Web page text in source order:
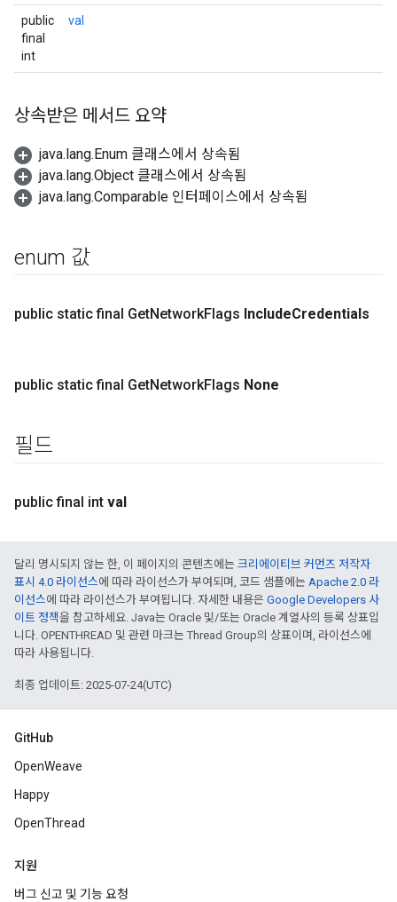
public
final
int
val
상속받은 메서드 요약
java.lang.Enum 클래스에서 상속됨
java.lang.Object 클래스에서 상속됨
java.lang.Comparable 인터페이스에서 상속됨
enum 값
public static final GetNetworkFlags IncludeCredentials
public static final GetNetworkFlags None
필드
public final int val
달리 명시되지 않는 한, 이 페이지의 콘텐츠에는 크리에이티브 커먼즈 저작자
표시 4.0 라이선스에 따라 라이선스가 부여되며, 코드 샘플에는 Apache 2.0 라
이선스에 따라 라이선스가 부여됩니다. 자세한 내용은 Google Developers 사
이트 정책을 참고하세요. Java는 Oracle 및/또는 Oracle 계열사의 등록 상표입
니다. OPENTHREAD 및 관련 마크는 Thread Group의 상표이며, 라이선스에
따라 사용됩니다.
최종 업데이트: 2025-07-24(UTC)
GitHub
OpenWeave
Happy
OpenThread
지원
버그 신고 및 기능 요청